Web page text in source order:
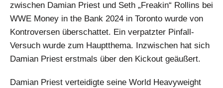
zwischen Damian Priest und Seth „Freakin“ Rollins bei
WWE Money in the Bank 2024 in Toronto wurde von
Kontroversen überschattet. Ein verpatzter Pinfall-
Versuch wurde zum Hauptthema. Inzwischen hat sich
Damian Priest erstmals über den Kickout geäußert.
Damian Priest verteidigte seine World Heavyweight